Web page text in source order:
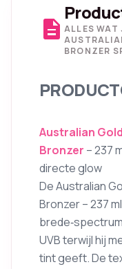
description ALLES WAT
BRONZER
Australian Gold
Bronzer – 237
directe glow
De Australian
Bronzer – 237
UVB terwijl hij
tint geeft. De